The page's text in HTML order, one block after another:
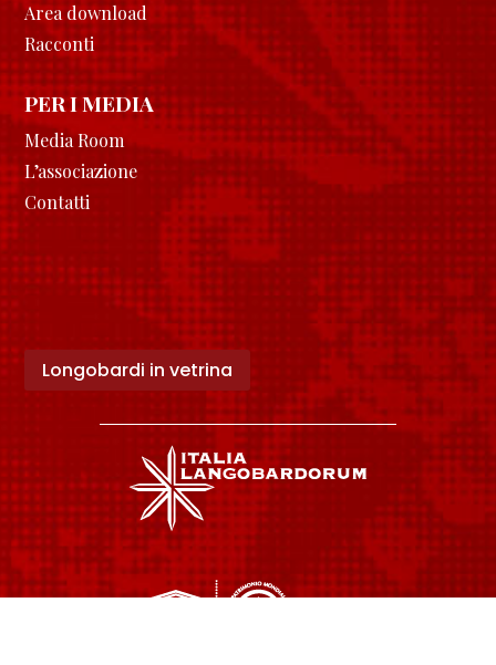
Area download
Racconti
PER I MEDIA
Media Room
L’associazione
Contatti
Longobardi in vetrina